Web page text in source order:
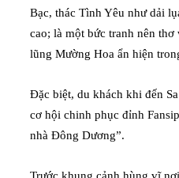
Bạc, thác Tình Yêu như dải
cao; là một bức tranh nên
lũng Mường Hoa ẩn hiện
Đặc biệt, du khách khi đến
cơ hội chinh phục đỉnh
nhà Đông Dương”.